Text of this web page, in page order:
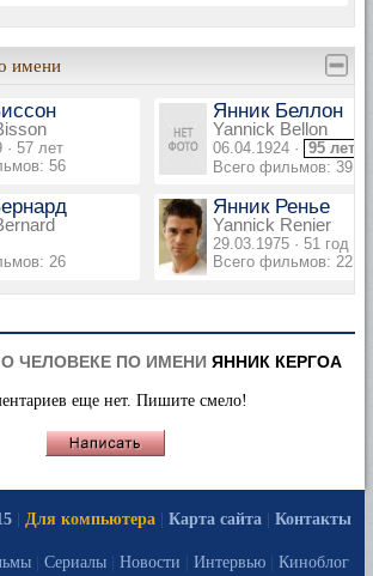
имени
· 57 лет
56
Янник Беллон
Yannick Bellon
06.04.1924 · 95 лет
Всего фильмов: 39
26
Янник Ренье
Yannick Renier
29.03.1975 · 51 год
Всего фильмов: 22
ЧЕЛОВЕКЕ ПО ИМЕНИ ЯННИК КЕРГОА
еще нет. Пишите смело!
Для компьютера Карта сайта
Контакты
Сериалы Новости Интервью Киноблог